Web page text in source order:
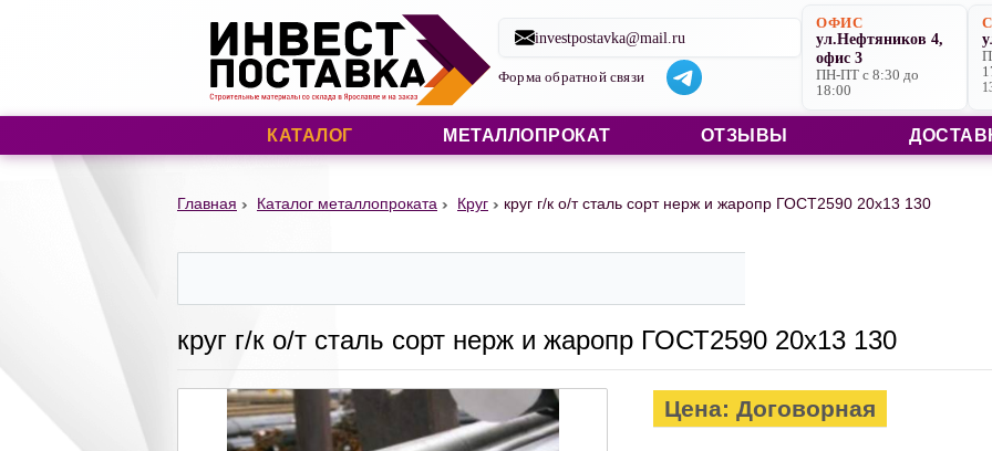
Строительные материалы со склада в Ярославле и на заказ
investpostavka@mail.ru
Форма обратной связи
ОФИС
ул.Нефтяников 4,
офис 3
ПН-ПТ с 8:30 до
18:00
КАТАЛОГ МЕТАЛЛОПРОКАТ ОТЗЫВЫ
Главная Каталог металлопроката Круг круг г/к о/т сталь сорт нерж и жаропр ГОСТ2590 20х13 130
круг г/к о/т сталь сорт нерж и жаропр ГОСТ2590 20х13 130
Цена: Договорная